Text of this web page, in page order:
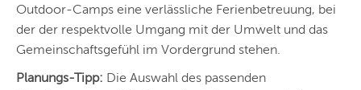
DÜSSELDORF
STUTTGART
ESSEN
Outdoor-Camps eine verlässliche Ferienbetreuung, bei
der der respektvolle Umgang mit der Umwelt und das
Gemeinschaftsgefühl im Vordergrund stehen.
Planungs-Tipp: Die Auswahl des passenden